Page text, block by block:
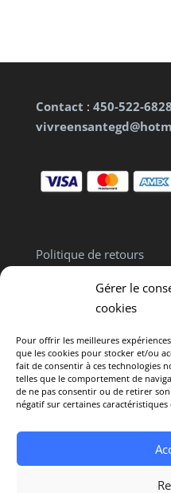
Gérer le
cookies
Pour offrir les meilleures
que les cookies pour stocker et/ou
fait de consentir à ces technologies
telles que le comportement de
de ne pas consentir ou de retirer
négatif sur certaines
Contact : 450-522-
Politique de retours
Clause de non
Politique de
ce site est fourni
constitue en